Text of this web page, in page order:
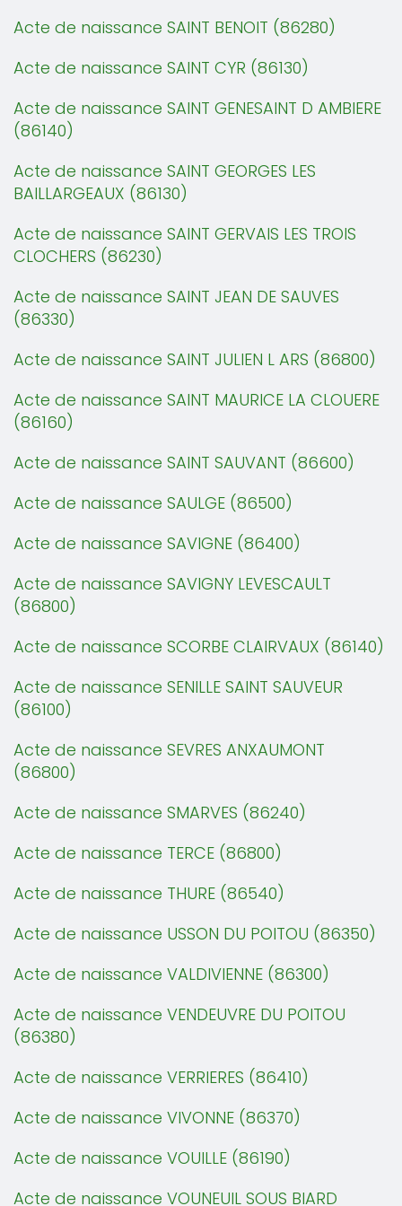
Acte de naissance SAINT BENOIT (86280)
Acte de naissance SAINT CYR (86130)
Acte de naissance SAINT GENESAINT D AMBIERE
(86140)
Acte de naissance SAINT GEORGES LES
BAILLARGEAUX (86130)
Acte de naissance SAINT GERVAIS LES TROIS
CLOCHERS (86230)
Acte de naissance SAINT JEAN DE SAUVES
(86330)
Acte de naissance SAINT JULIEN L ARS (86800)
Acte de naissance SAINT MAURICE LA CLOUERE
(86160)
Acte de naissance SAINT SAUVANT (86600)
Acte de naissance SAULGE (86500)
Acte de naissance SAVIGNE (86400)
Acte de naissance SAVIGNY LEVESCAULT
(86800)
Acte de naissance SCORBE CLAIRVAUX (86140)
Acte de naissance SENILLE SAINT SAUVEUR
(86100)
Acte de naissance SEVRES ANXAUMONT
(86800)
Acte de naissance SMARVES (86240)
Acte de naissance TERCE (86800)
Acte de naissance THURE (86540)
Acte de naissance USSON DU POITOU (86350)
Acte de naissance VALDIVIENNE (86300)
Acte de naissance VENDEUVRE DU POITOU
(86380)
Acte de naissance VERRIERES (86410)
Acte de naissance VIVONNE (86370)
Acte de naissance VOUILLE (86190)
Acte de naissance VOUNEUIL SOUS BIARD